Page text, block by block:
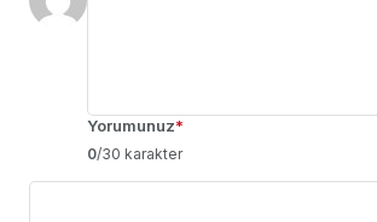
Yorumunuz*
0/30 karakter